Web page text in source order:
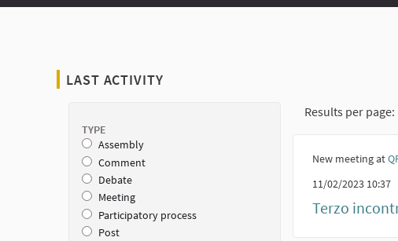
LAST ACTIVITY
TYPE
Assembly
Comment
Debate
Meeting
Participatory process
Post
Results per page:
New meeting at
11/02/2023 10:37
Terzo